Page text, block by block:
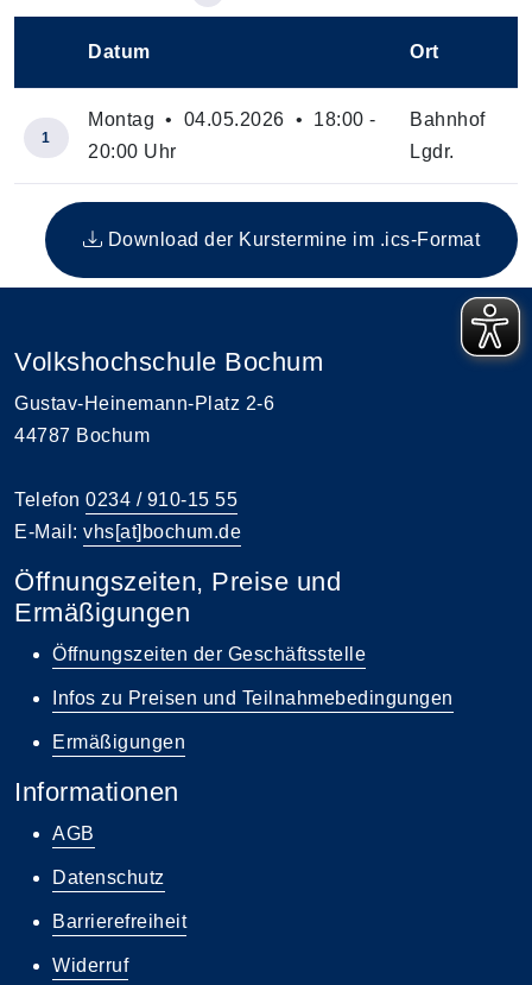
Insgesamt gibt es 1 Termine zum diesen Kurs
Datum Ort
1
Montag • 04.05.2026 • 18:00 -
20:00 Uhr
Bahnhof
Lgdr.
Download der Kurstermine im .ics-Format
Volkshochschule Bochum
Gustav-Heinemann-Platz 2-6
44787 Bochum
Telefon 0234 / 910-15 55
E-Mail: vhs[at]bochum.de
Öffnungszeiten, Preise und
Ermäßigungen
Öffnungszeiten der Geschäftsstelle
Infos zu Preisen und Teilnahmebedingungen
Ermäßigungen
Informationen
AGB
Datenschutz
Barrierefreiheit
Widerruf